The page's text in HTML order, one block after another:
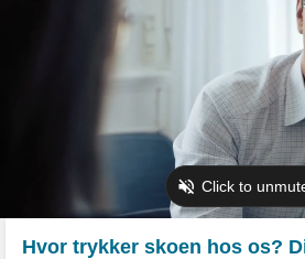
Hvor trykker skoen hos os?